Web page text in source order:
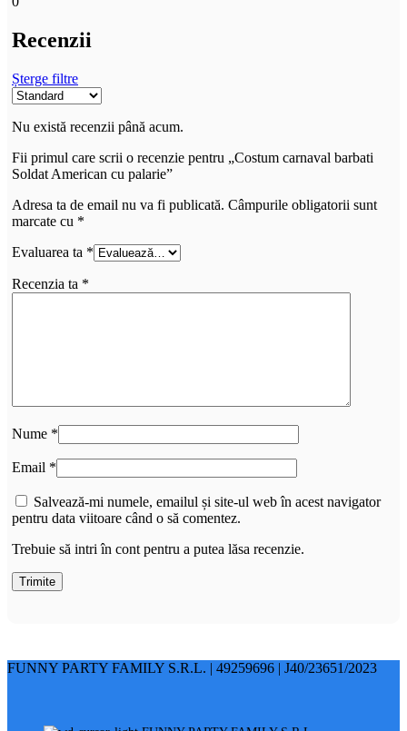
Recenzii
Șterge filtre
Nu există recenzii până acum.
Fii primul care scrii o recenzie pentru „Costum carnaval barbati
Soldat American cu palarie”
Adresa ta de email nu va fi publicată. Câmpurile obligatorii sunt
marcate cu *
Evaluarea ta *
Recenzia ta *
Nume *
Email *
Salvează-mi numele, emailul și site-ul web în acest navigator
pentru data viitoare când o să comentez.
Trebuie să intri în cont pentru a putea lăsa recenzie.
FUNNY PARTY FAMILY S.R.L. | 49259696 | J40/23651/2023